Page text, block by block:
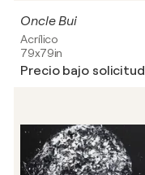
Oncle Bui
Acrílico
79x79in
Precio bajo solicitud